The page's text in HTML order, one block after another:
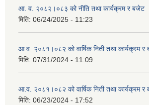
आ. व. २०८२।०८३ को नीति तथा कार्यक्रम र बजेट
मिति: 06/24/2025 - 11:23
आ.व. २०८१।०८२ को वार्षिक निती तथा कार्यक्रम
मिति: 07/31/2024 - 11:09
आ.व. २०८१।०८२ को वार्षिक निती तथा कार्यक्रम
मिति: 06/23/2024 - 17:52